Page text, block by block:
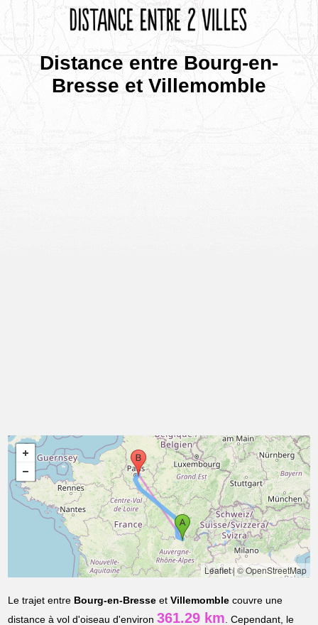
Distance entre Bourg-en-
Bresse et Villemomble
Leaflet| © OpenStreetMap
Le trajet entre Bourg-en-Bresse etVillemomble couvre une
distance à vol d'oiseau d'environ361.29 km. Cependant, le